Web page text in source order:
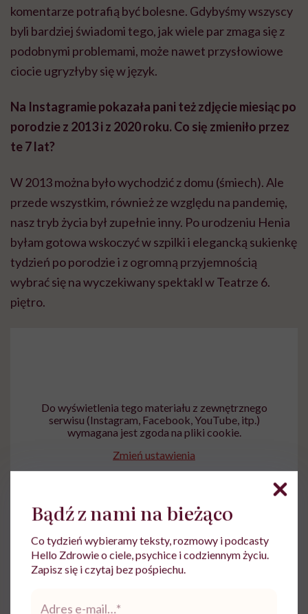
komentarze potrafią być bolesne. Gdybyśmy wszyscy
byli bardziej świadomi tego, jak wiele par zmaga się z
podobnymi problemami, może nawet przysłowiowe
ciocie ugryzłyby się w język.
Na Instagramie pokazała pani też zdjęcie miesiąc po
porodzie z 2013 i z 2020 roku. Co się zmieniło przez
te 7 lat?
W 2013 można było wychodzić z domu (śmiech). Ale
przede wszystkim, również ze względu na pandemię,
nasz tryb życia był zupełnie inny. Po urodzeniu Henia
byłam gotowa wskoczyć w szpilki i elegancką sukienkę
tydzień po porodzie i z ogromną przyjemnością
wybrać się na wyczekiwany spektakl w Teatrze 6.
piętro.
Do wyświetlenia tego materiału z zewnętrznego
serwisu (Instagram, Facebook, YouTube, itp.)
wymagana jest zgoda na pliki cookie.
Zmień ustawienia
Po porodzie Felka do tej pory chodzę głównie w
eleganckiej sukience robi mi się słabo. Nie
Bądź z nami na bieżąco
Co tydzień wybieramy teksty, rozmowy i podcasty
Hello Zdrowie o ciele, psychice i codziennym życiu.
Zapisz się i czytaj bez pośpiechu.